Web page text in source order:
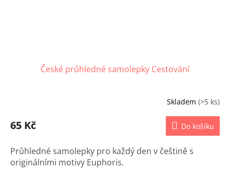
České průhledné samolepky Cestování
Skladem (>5 ks)
65 Kč Do košíku
Průhledné samolepky pro každý den v češtině s
originálními motivy Euphoris.